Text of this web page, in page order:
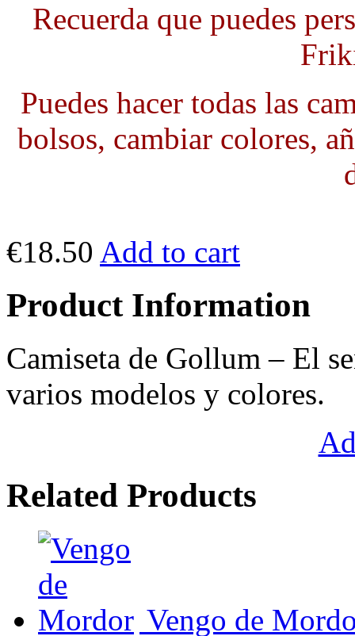
Recuerda que puedes
Puedes hacer todas las
bolsos, cambiar colores,
€18.50 Add to cart
Product Information
Camiseta de Gollum – El
varios modelos y colores.
Related Products
Vengo de